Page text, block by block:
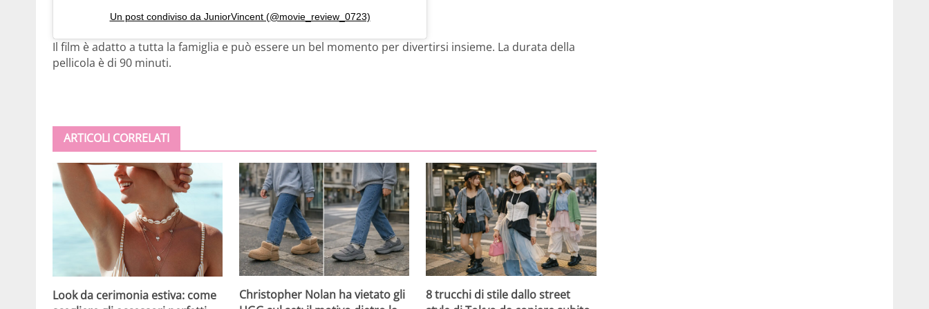
Un post condiviso da JuniorVincent (@movie_review_0723)
Il film è adatto a tutta la famiglia e può essere un bel momento per divertirsi insieme. La durata della
pellicola è di 90 minuti.
ARTICOLI CORRELATI
Look da cerimonia estiva: come
Christopher Nolan ha vietato gli
8 trucchi di stile dallo street